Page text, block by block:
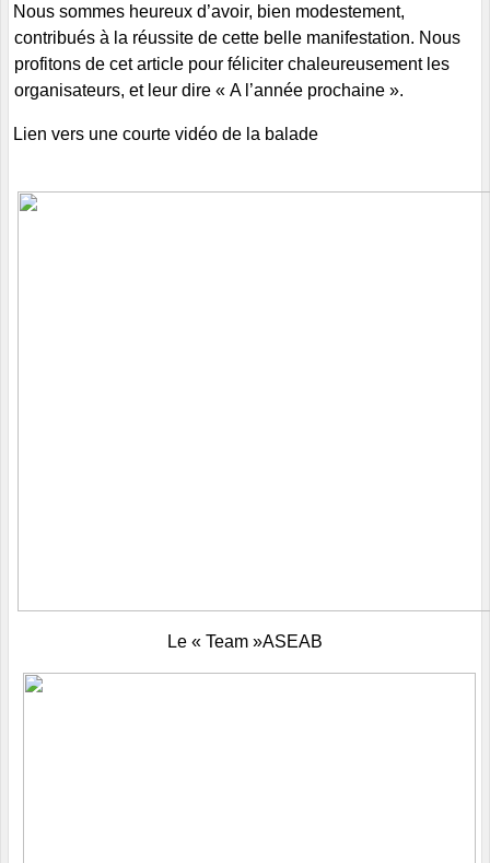
Nous sommes heureux d’avoir, bien modestement,
contribués à la réussite de cette belle manifestation. Nous
profitons de cet article pour féliciter chaleureusement les
organisateurs, et leur dire « A l’année prochaine ».
Lien vers une courte vidéo de la balade
Le « Team »ASEAB